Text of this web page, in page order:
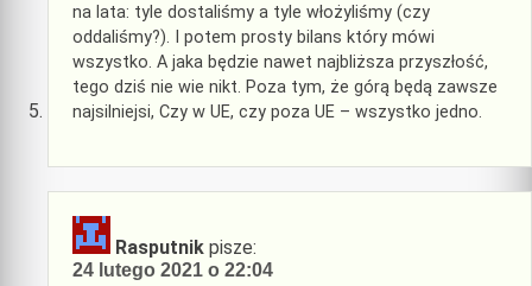
na lata: tyle dostaliśmy a tyle włożyliśmy (czy
oddaliśmy?). I potem prosty bilans który mówi
wszystko. A jaka będzie nawet najbliższa przyszłość,
tego dziś nie wie nikt. Poza tym, że górą będą zawsze
najsilniejsi, Czy w UE, czy poza UE – wszystko jedno.
Rasputnik pisze:
24 lutego 2021 o 22:04